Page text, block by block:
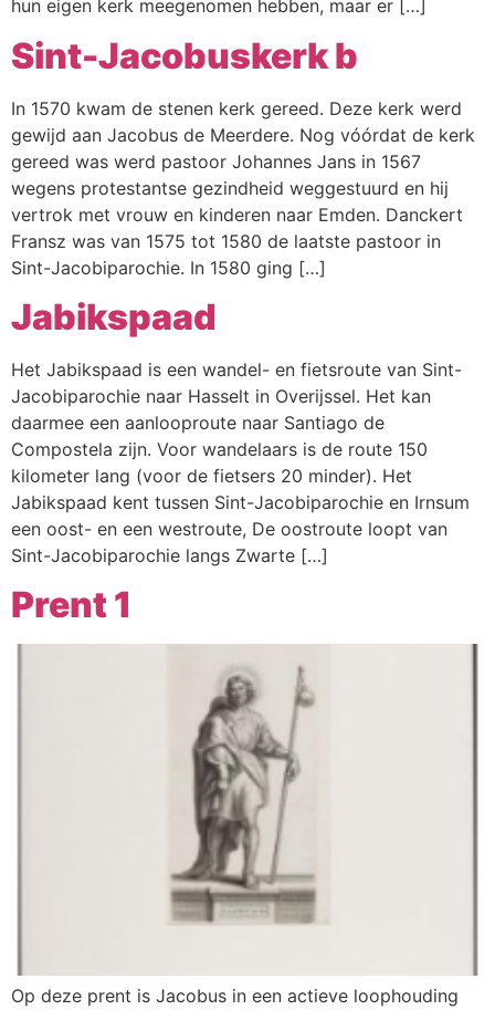
hun eigen kerk meegenomen hebben, maar er […]
Sint-Jacobuskerk b
In 1570 kwam de stenen kerk gereed. Deze kerk werd
gewijd aan Jacobus de Meerdere. Nog vóórdat de kerk
gereed was werd pastoor Johannes Jans in 1567
wegens protestantse gezindheid weggestuurd en hij
vertrok met vrouw en kinderen naar Emden. Danckert
Fransz was van 1575 tot 1580 de laatste pastoor in
Sint-Jacobiparochie. In 1580 ging […]
Jabikspaad
Het Jabikspaad is een wandel- en fietsroute van Sint-
Jacobiparochie naar Hasselt in Overijssel. Het kan
daarmee een aanlooproute naar Santiago de
Compostela zijn. Voor wandelaars is de route 150
kilometer lang (voor de fietsers 20 minder). Het
Jabikspaad kent tussen Sint-Jacobiparochie en Irnsum
een oost- en een westroute, De oostroute loopt van
Sint-Jacobiparochie langs Zwarte […]
Prent 1
Op deze prent is Jacobus in een actieve loophouding